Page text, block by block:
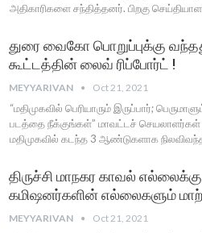
அதிகாரிகளை சந்தித்தனர். பிறகு
துரை வைகோ பொறுப்புக்கு
கூட்டத்தின் லைவ் ரிப்போர்ட் !
MEYYARIVAN Oct 21, 2021
“மதிமுகவில் பெரியாரும் இருப்பார்;
படத்தை நீக்குங்கள்” மாவட்டச் செயலாளர்கள்
மதிமுகவில் கடந்த 3 ஆண்டுகளாக நிலவிவந்த
திருச்சி மாநகர காவல்
கமிஷனர்களின் எல்லைகளும்
MEYYARIVAN Oct 21, 2021